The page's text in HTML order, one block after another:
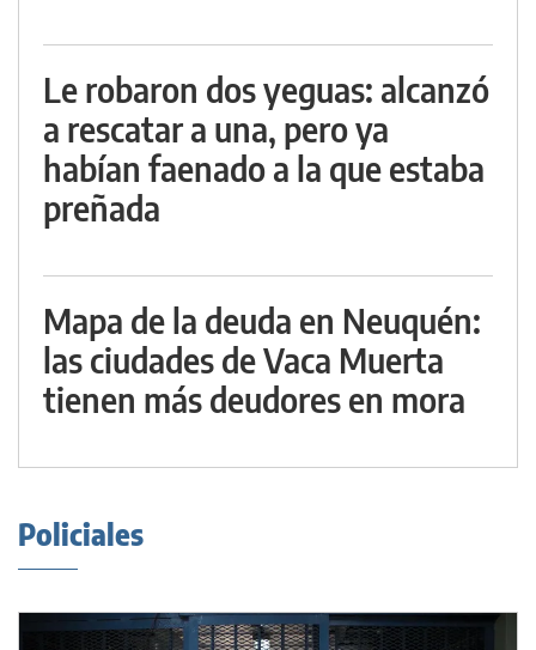
Le robaron dos yeguas: alcanzó
a rescatar a una, pero ya
habían faenado a la que estaba
preñada
Mapa de la deuda en Neuquén:
las ciudades de Vaca Muerta
tienen más deudores en mora
Policiales